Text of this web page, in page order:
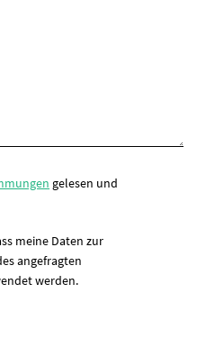
gelesen und
meine Daten zur
angefragten
werden.